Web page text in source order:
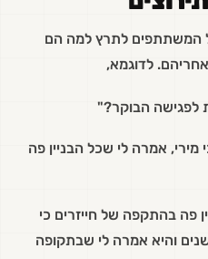
המשתתפים לתרץ למה הם
לדוגמא,
מירי, אמרה לי שכל הבניין פה
פה בהתקפה של חייזרים כי
והיא אמרה לי שבתקופה